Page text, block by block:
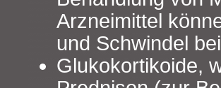
Arzneimittel
und Schwindel
Glukokortikoide,